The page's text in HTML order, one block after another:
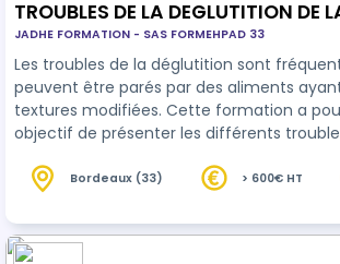
TROUBLES DE LA DEGLUTITION DE
PERSONNE AGEE
JADHE FORMATION - SAS FORMEHPAD 33
Les troubles de la déglutition sont
peuvent être parés par des aliments
textures modifiées. Cette formation a
objectif de présenter les différents
pour sécuriser la personne. La formation
salariés, de l’expertise de l’intervenante et
l’actualisation régulière de ses
Bordeaux (33) > 600€ HT